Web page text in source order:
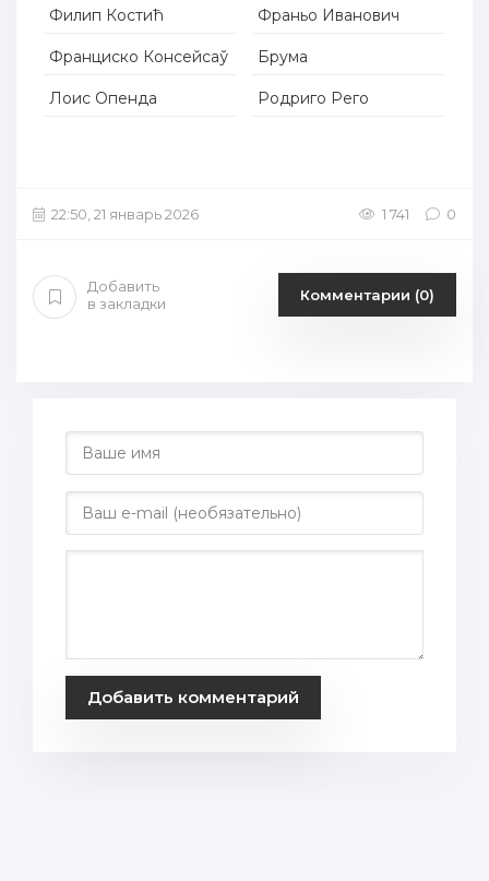
Филип Костић
Франциско Консейсаў
Лоис Опенда
Франьо Иванович
Брума
Родриго Рего
22:50, 21 январь 2026 1 741 0
Добавить
в закладки
Комментарии (0)
Добавить комментарий